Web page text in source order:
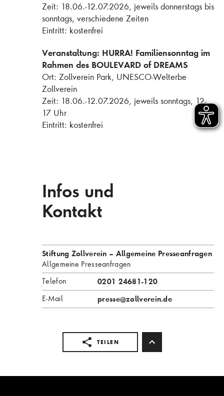
Zeit: 18.06.-12.07.2026, jeweils donnerstags bis
sonntags, verschiedene Zeiten
Eintritt: kostenfrei
Veranstaltung: HURRA! Familiensonntag im
Rahmen des BOULEVARD of DREAMS
Ort: Zollverein Park, UNESCO-Welterbe
Zollverein
Zeit: 18.06.-12.07.2026, jeweils sonntags, 12-
17 Uhr
Eintritt: kostenfrei
Infos und
Kontakt
Stiftung Zollverein – Allgemeine Presseanfragen
Allgemeine Presseanfragen
Telefon
0201 24681-120
E-Mail presse@zollverein.de
TEILEN